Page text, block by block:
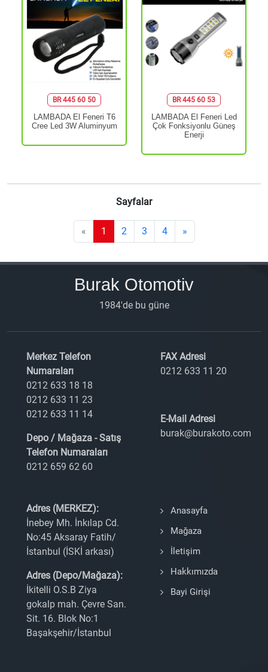
BR 445 60 50
LAMBADA El Feneri T6
Cree Led 3W Aluminyum
BR 445 60 53
LAMBADA El Feneri Led
Çok Fonksiyonlu Güneş
Enerji
Sayfalar
« 1 2 3 4 »
Burak Otomotiv
1984'de bu güne
Merkez Telefon
Numaraları
0212 633 18 18
0212 633 11 23
0212 633 11 14
Depo / Mağaza - Satış
Telefon Numaraları
0212 659 62 60
FAX Adresi
0212 633 11 20
E-Mail Adresi
burak@burakoto.com
Adres (MERKEZ):
İnebey Mh. İnkılap Cd.
No:45 Aksaray Fatih/
İstanbul (İSKİ arkası)
Adres (Depo/Mağaza):
İkitelli O.S.B Ziya
gokalp mah. Çevre San.
Sit. 16. Blok No:1
Başakşehir/İstanbul
Anasayfa
Mağaza
İletişim
Hakkımızda
Bayi Girişi